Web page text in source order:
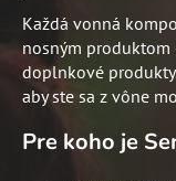
Každá vonná
nosným produktom
doplnkové
aby ste sa z vône
Pre koho je